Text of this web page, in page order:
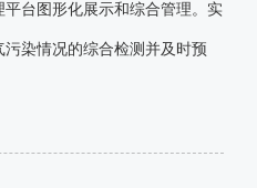
平台图形化展示和综合管理。实
染情况的综合检测并及时预